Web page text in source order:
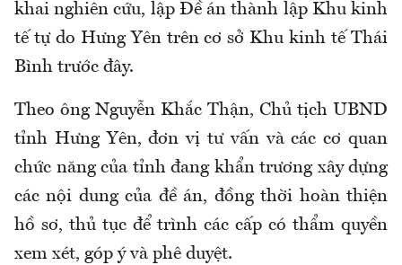
khai nghiên cứu, lập Đề án thành lập Khu kinh
tế tự do Hưng Yên trên cơ sở Khu kinh tế Thái
Bình trước đây.
Theo ông Nguyễn Khắc Thận, Chủ tịch UBND
tỉnh Hưng Yên, đơn vị tư vấn và các cơ quan
chức năng của tỉnh đang khẩn trương xây dựng
các nội dung của đề án, đồng thời hoàn thiện
hồ sơ, thủ tục để trình các cấp có thẩm quyền
xem xét, góp ý và phê duyệt.